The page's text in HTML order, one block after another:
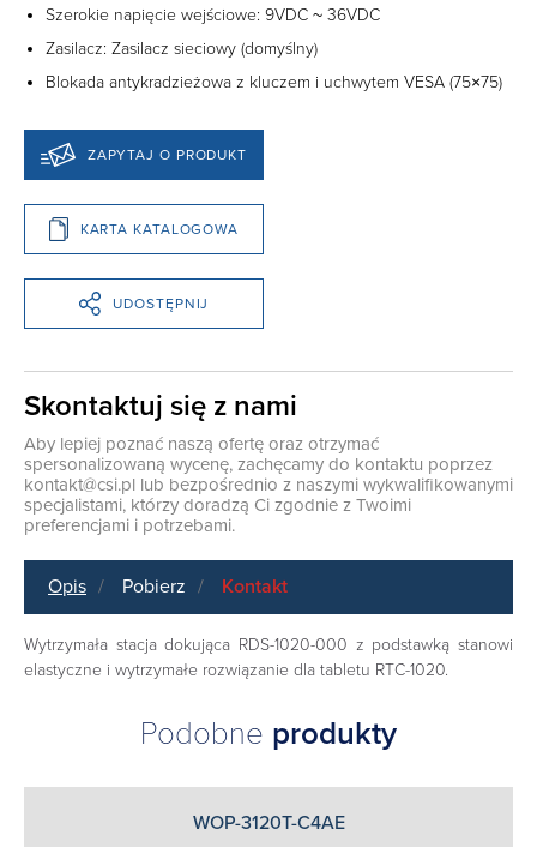
Szerokie napięcie wejściowe: 9VDC ~ 36VDC
Zasilacz: Zasilacz sieciowy (domyślny)
Blokada antykradzieżowa z kluczem i uchwytem VESA (75×75)
ZAPYTAJ O PRODUKT
KARTA KATALOGOWA
UDOSTĘPNIJ
Skontaktuj się z nami
Aby lepiej poznać naszą ofertę oraz otrzymać
spersonalizowaną wycenę, zachęcamy do kontaktu poprzez
kontakt@csi.pl lub bezpośrednio z naszymi wykwalifikowanymi
specjalistami, którzy doradzą Ci zgodnie z Twoimi
preferencjami i potrzebami.
Opis Pobierz Kontakt
Wytrzymała stacja dokująca RDS-1020-000 z podstawką stanowi
elastyczne i wytrzymałe rozwiązanie dla tabletu RTC-1020.
Podobne produkty
WOP-3120T-C4AE